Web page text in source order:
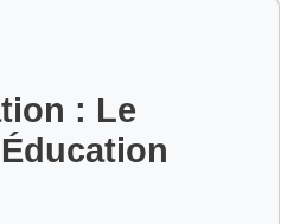
: Le